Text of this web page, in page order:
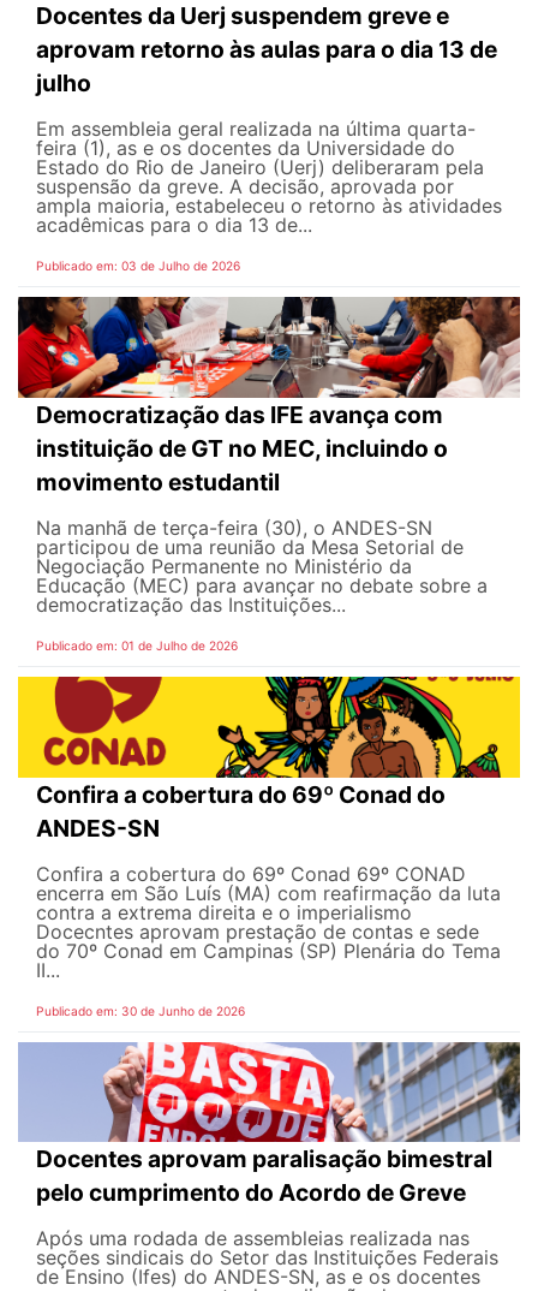
Docentes da Uerj suspendem greve e
aprovam retorno às aulas para o dia 13 de
julho
Em assembleia geral realizada na última quarta-
feira (1), as e os docentes da Universidade do
Estado do Rio de Janeiro (Uerj) deliberaram pela
suspensão da greve. A decisão, aprovada por
ampla maioria, estabeleceu o retorno às atividades
acadêmicas para o dia 13 de...
Publicado em: 03 de Julho de 2026
Democratização das IFE avança com
instituição de GT no MEC, incluindo o
movimento estudantil
Na manhã de terça-feira (30), o ANDES-SN
participou de uma reunião da Mesa Setorial de
Negociação Permanente no Ministério da
Educação (MEC) para avançar no debate sobre a
democratização das Instituições...
Publicado em: 01 de Julho de 2026
Confira a cobertura do 69º Conad do
ANDES-SN
Confira a cobertura do 69º Conad 69º CONAD
encerra em São Luís (MA) com reafirmação da luta
contra a extrema direita e o imperialismo
Docecntes aprovam prestação de contas e sede
do 70º Conad em Campinas (SP) Plenária do Tema
II...
Publicado em: 30 de Junho de 2026
Docentes aprovam paralisação bimestral
pelo cumprimento do Acordo de Greve
Após uma rodada de assembleias realizada nas
seções sindicais do Setor das Instituições Federais
de Ensino (Ifes) do ANDES-SN, as e os docentes